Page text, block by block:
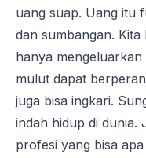
uang suap. Uang itu
dan sumbangan.
hanya
mulut dapat
juga bisa ingkari.
indah hidup di dunia.
profesi yang bisa